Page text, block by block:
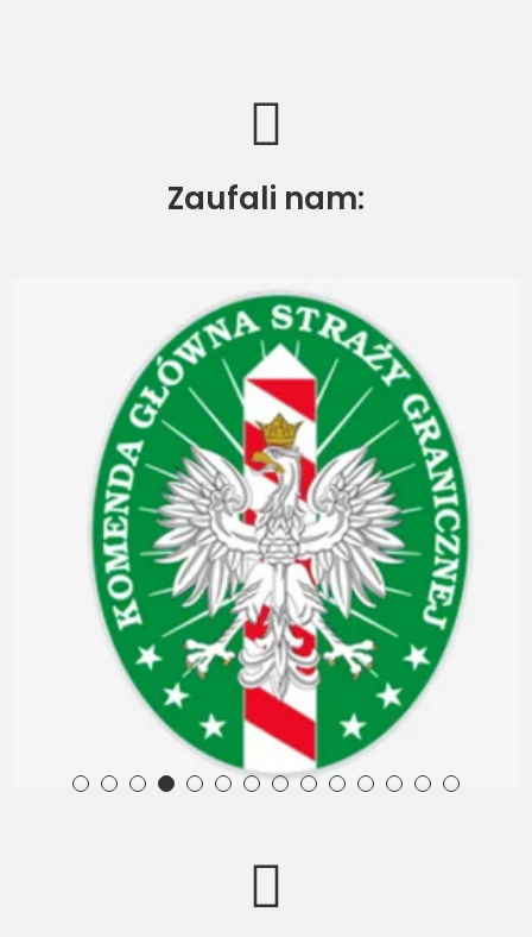
Zaufali nam: